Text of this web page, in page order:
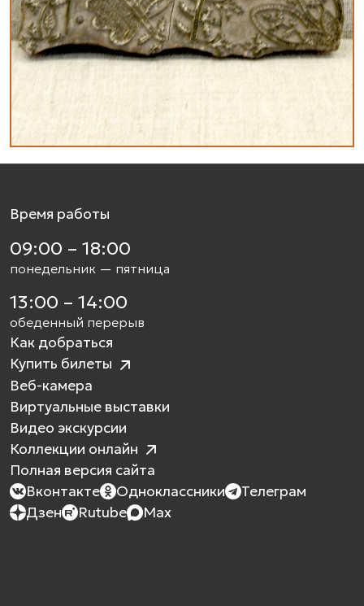
Время работы
09:00 – 18:00
понедельник — пятница
13:00 – 14:00
обеденный перерыв
Как добраться
Купить билеты
Веб-камера
Виртуальные выставки
Видео экскурсии
Коллекции онлайн
Полная версия сайта
Вконтакте
Одноклассники
Телеграм
Дзен
Rutube Max